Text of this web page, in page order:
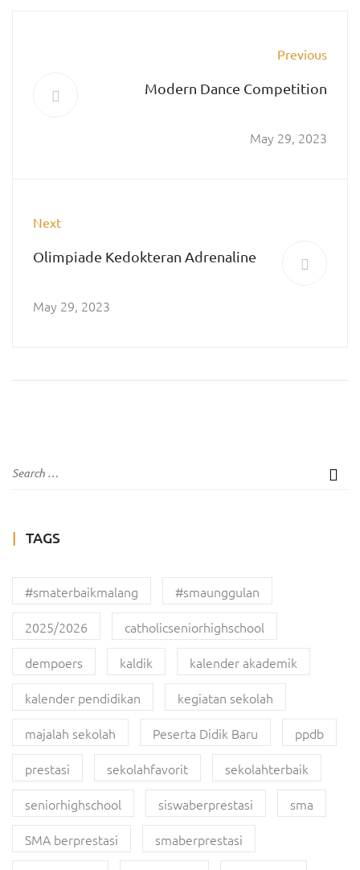
Previous
Modern Dance Competition
May 29, 2023
Next
Olimpiade Kedokteran Adrenaline
May 29, 2023
TAGS
#smaterbaikmalang
#smaunggulan
2025/2026
catholicseniorhighschool
dempoers
kaldik
kalender akademik
kalender pendidikan
kegiatan sekolah
majalah sekolah
Peserta Didik Baru
ppdb
prestasi
sekolahfavorit
sekolahterbaik
seniorhighschool
siswaberprestasi
sma
SMA berprestasi
smaberprestasi